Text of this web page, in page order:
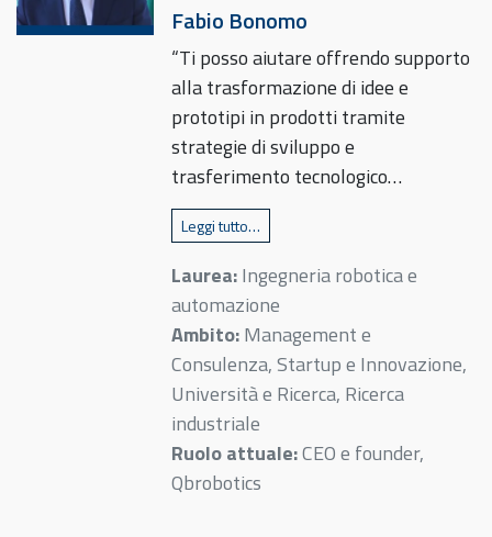
Fabio Bonomo
“Ti posso aiutare offrendo supporto
alla trasformazione di idee e
prototipi in prodotti tramite
strategie di sviluppo e
trasferimento tecnologico…
Leggi tutto…
Laurea:Ingegneria robotica e
automazione
Ambito:Management e
Consulenza, Startup e Innovazione,
Università e Ricerca, Ricerca
industriale
Ruolo attuale:CEO e founder,
Qbrobotics